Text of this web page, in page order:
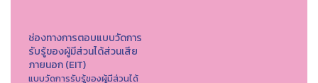
ช่องทางการตอบแบบวัดการ
รับรู้ของผู้มีส่วนได้ส่วนเสีย
ภายนอก (EIT)
แบบวัดการรับรู้ของผู้มีส่วนได้